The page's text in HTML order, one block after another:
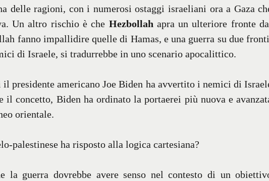
delle ragioni, con i numerosi ostaggi israeliani ora a Gaza
Un altro rischio è che Hezbollah apra un ulteriore fronte
fanno impallidire quelle di Hamas, e una guerra su due
di Israele, si tradurrebbe in uno scenario apocalittico.
presidente americano Joe Biden ha avvertito i nemici di
il concetto, Biden ha ordinato la portaerei più nuova e
orientale.
palestinese ha risposto alla logica cartesiana?
la guerra dovrebbe avere senso nel contesto di un